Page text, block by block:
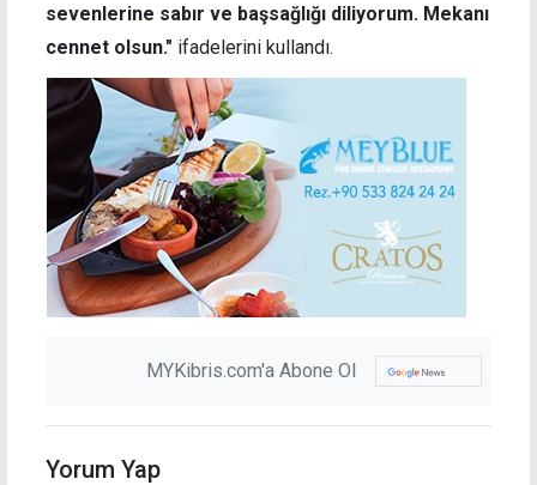
sevenlerine sabır ve başsağlığı diliyorum. Mekanı
cennet olsun." ifadelerini kullandı.
MYKibris.com'a Abone Ol
Yorum Yap